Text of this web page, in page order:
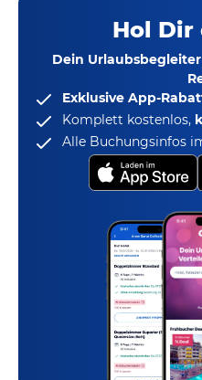
Hol Dir
Dein
Exklusive App-
Komplett kostenlos,
Alle Buchungsinfos